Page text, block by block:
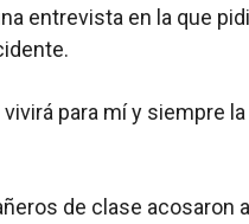
entrevista en la que
para mí y siempre la
de clase acosaron